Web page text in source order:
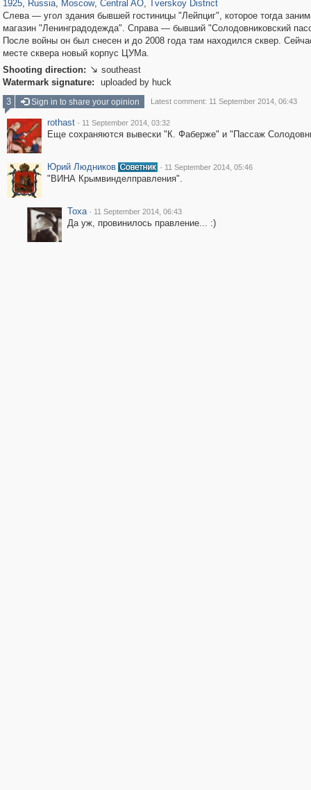
1925, Russia, Moscow, Central AO, Tverskoy District
Слева — угол здания бывшей гостиницы "Лейпциг", которое тогда
магазин "Ленинградодежда". Справа — бывший "Солодовниковский
После войны он был снесен и до 2008 года там находился сквер.
месте сквера новый корпус ЦУМа.
Shooting direction:  southeast
Watermark signature:
uploaded by huck
3
Sign in to share your opinion Latest comment: 11 September 2014, 06:43
rothast · 11 September 2014, 03:32
Еще сохраняются вывески "К. Фаберже" и "Пассаж
Юрий Людников · 11 September 2014, 05:46
"ВИНА Крымвинделправления".
Toxa · 11 September 2014, 06:43
Да уж, провинилось правление... :)